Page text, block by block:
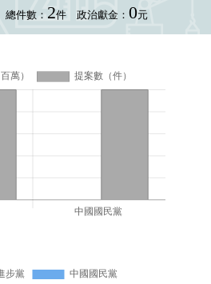
總件數： 2件 政治獻金： 0元